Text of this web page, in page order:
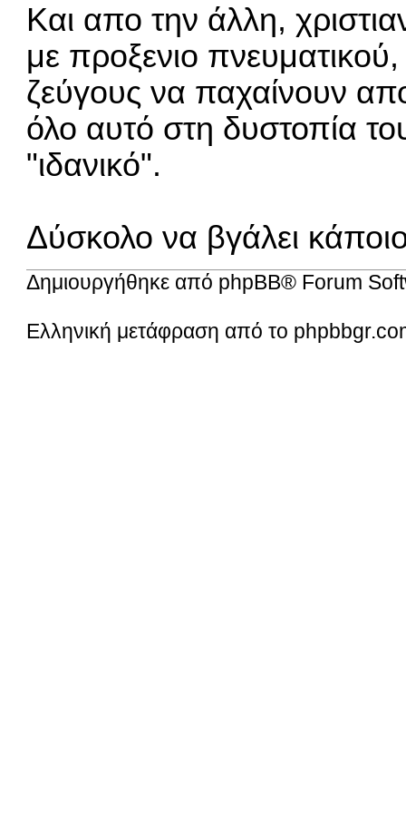
Και απο την άλλη,
με προξενιο
ζεύγους να παχαίνουν
όλο αυτό στη δυστοπία
"ιδανικό".
Δύσκολο να βγάλει
Δημιουργήθηκε από phpBB® Forum
Ελληνική μετάφραση από το